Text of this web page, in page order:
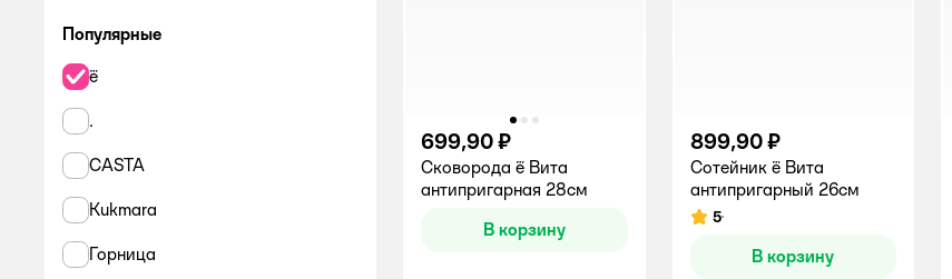
699,90 ₽
Сковорода ё Вита
антипригарная 28см
В корзину
899,90 ₽
Сотейник ё Вита
антипригарный 26см
Рейтинг:
5
В корзину
Популярные
ё
.
CASTA
Kukmara
Горница